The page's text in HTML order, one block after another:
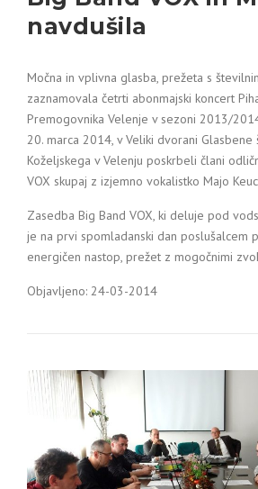
navdušila
Močna in vplivna glasba, prežeta s
zaznamovala četrti abonmajski koncert
Premogovnika Velenje v sezoni 2013/
20. marca 2014, v Veliki dvorani Glasbene
Koželjskega v Velenju poskrbeli člani
VOX skupaj z izjemno vokalistko Majo
Zasedba Big Band VOX, ki deluje pod
je na prvi spomladanski dan poslušalcem
energičen nastop, prežet z mogočnimi
Objavljeno: 24-03-2014